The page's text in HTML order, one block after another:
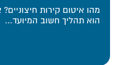
מהו איטום קירות חיצוניים?
הוא תהליך חשוב המיועד...